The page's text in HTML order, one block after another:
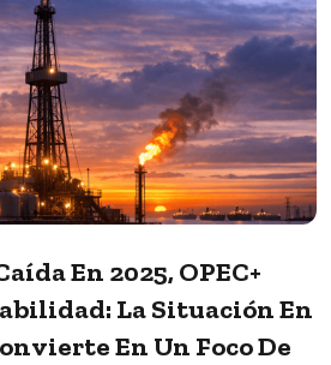
En 2025, OPEC+
La Situación En
En Un Foco De